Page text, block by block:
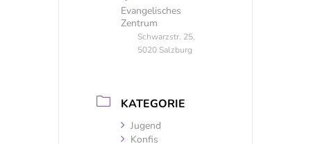
Evangelisches
Zentrum
Schwarzstr. 25,
5020 Salzburg
KATEGORIE
Jugend
Konfis